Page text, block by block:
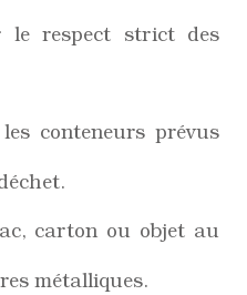
le respect strict des
conteneurs prévus
carton ou objet au
métalliques.